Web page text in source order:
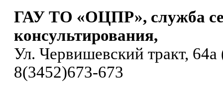
ГАУ ТО «ОЦПР», служба
консультирования,
Ул. Червишевский тракт, 64а
8(3452)673-673